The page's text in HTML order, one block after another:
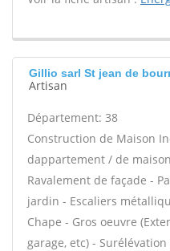
Gillio sarl St jean de
Artisan
Département: 38
Construction de Maison
dappartement / de
Ravalement de façade -
jardin - Escaliers
Chape - Gros oeuvre
garage, etc) -